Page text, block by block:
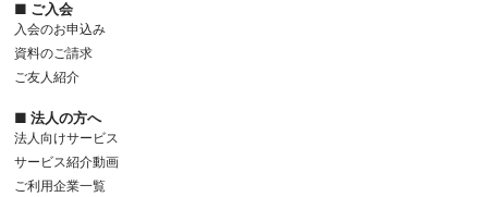
■ ご入会
入会のお申込み
資料のご請求
ご友人紹介
■ 法人の方へ
法人向けサービス
サービス紹介動画
ご利用企業一覧